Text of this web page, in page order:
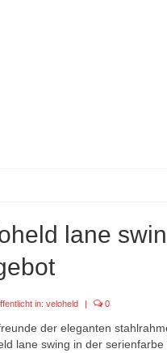
lane
in:veloheld 0
der eleganten
lane swing in der